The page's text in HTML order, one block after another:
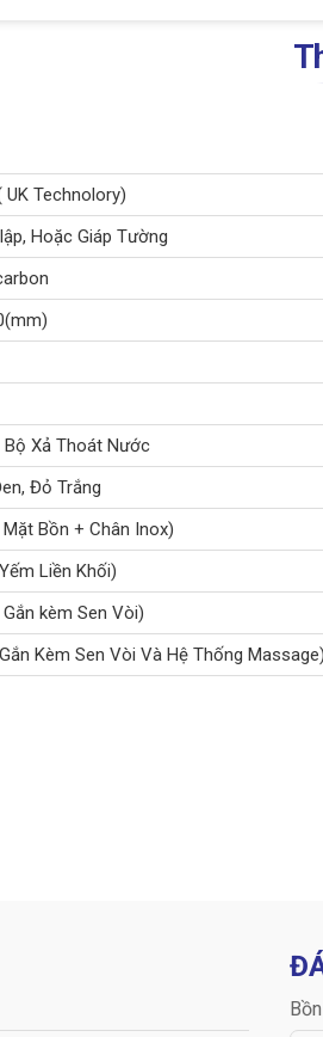
UK Technolory)
Hoặc Giáp Tường
Bộ Xả Thoát Nước
Đỏ Trắng
Bồn + Chân Inox)
Liền Khối)
kèm Sen Vòi)
Kèm Sen Vòi Và Hệ Thống Massage)